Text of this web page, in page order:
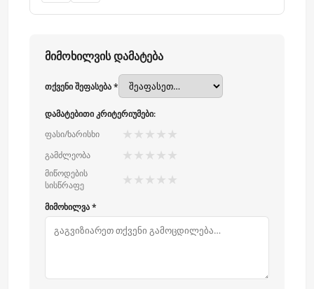
მიმოხილვის დამატება
თქვენი შეფასება *
დამატებითი კრიტერიუმები:
ფასი/ხარისხი
★ ★ ★ ★ ★
გამძლეობა ★ ★ ★ ★ ★
მიწოდების
სისწრაფე
★ ★ ★ ★ ★
მიმოხილვა *